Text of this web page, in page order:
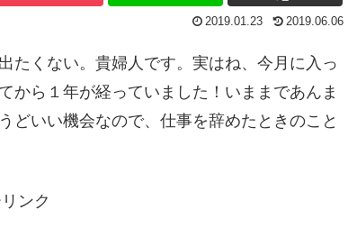
2019.01.23
2019.06.06
たくない。貴婦人です。実はね、今月に入っ
から１年が経っていました！いままであんま
どいい機会なので、仕事を辞めたときのこと
ンク